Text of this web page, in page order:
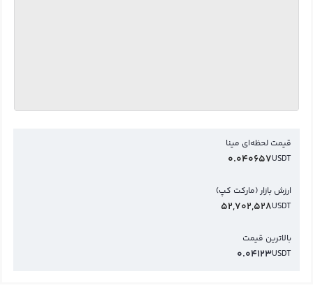
قیمت لحظه‌ای مینا
USDT
0.040657
ارزش بازار (مارکت کپ)
USDT
52,702,528
بالاترین قیمت
USDT
0.04123